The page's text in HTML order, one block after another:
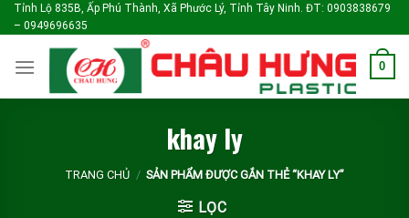
Skip
to
content
Tỉnh Lộ 835B, Ấp Phú Thành, Xã Phước Lý, Tỉnh Tây Ninh. ĐT: 0903838679
– 0949696635
0
khay ly
TRANG CHỦ / SẢN PHẨM ĐƯỢC GẮN THẺ “KHAY LY”
LỌC